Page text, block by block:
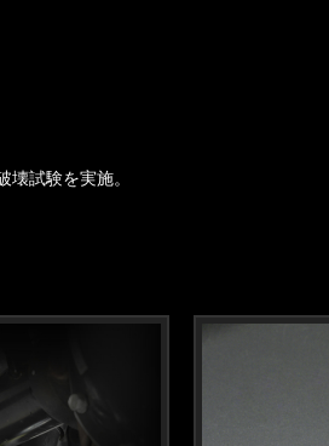
試験を実施。